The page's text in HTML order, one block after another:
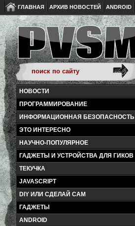
ГЛАВНАЯ АРХИВ НОВОСТЕЙ ANDROID
НОВОСТИ
ПРОГРАММИРОВАНИЕ
ИНФОРМАЦИОННАЯ БЕЗОПАСНОСТЬ
ЭТО ИНТЕРЕСНО
НАУЧНО-ПОПУЛЯРНОЕ
ГАДЖЕТЫ И УСТРОЙСТВА ДЛЯ ГИКОВ
ТЕКУЧКА
JAVASCRIPT
DIY ИЛИ СДЕЛАЙ САМ
ГАДЖЕТЫ
ANDROID